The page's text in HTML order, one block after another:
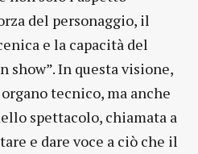
del personaggio, il
e la capacità del
show”. In questa visione,
tecnico, ma anche
spettacolo, chiamata a
e dare voce a ciò che il